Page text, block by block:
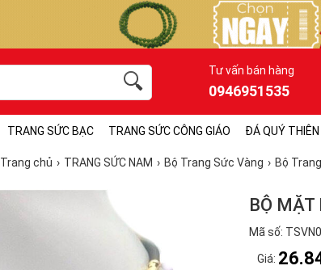
Tư vấn bán hàng
0946951535
TRANG SỨC BẠC TRANG SỨC CÔNG GIÁO ĐÁ QUÝ THIÊN
Trang chủ TRANG SỨC NAM Bộ Trang Sức Vàng Bộ
BỘ MẶT
Mã số:
Giá: